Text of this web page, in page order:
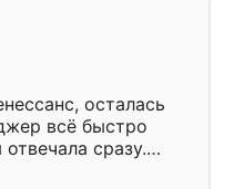
осталась
всё быстро
сразу.
подошёл к